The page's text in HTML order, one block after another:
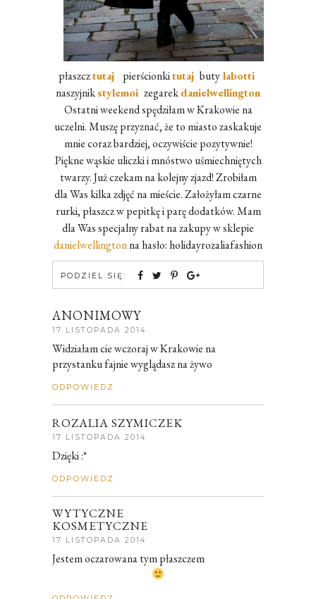
płaszcztutaj pierścionkitutaj butylabotti
naszyjnikstylemoi zegarekdanielwellington
Ostatni weekend spędziłam w Krakowie na
uczelni. Muszę przyznać, że to miasto zaskakuje
mnie coraz bardziej, oczywiście pozytywnie!
Piękne wąskie uliczki i mnóstwo uśmiechniętych
twarzy. Już czekam na kolejny zjazd! Zrobiłam
dla Was kilka zdjęć na mieście. Założyłam czarne
rurki, płaszcz w pepitkę i parę dodatków. Mam
dla Was specjalny rabat na zakupy w sklepie
danielwellingtonna hasło: holidayrozaliafashion
PODZIEL SIĘ:
ANONIMOWY
17 LISTOPADA 2014
Widziałam cie wczoraj w Krakowie na
przystanku fajnie wyglądasz na żywo
ODPOWIEDZ
ROZALIA SZYMICZEK
17 LISTOPADA 2014
Dzięki :*
ODPOWIEDZ
WYTYCZNE
KOSMETYCZNE
17 LISTOPADA 2014
Jestem oczarowana tym płaszczem